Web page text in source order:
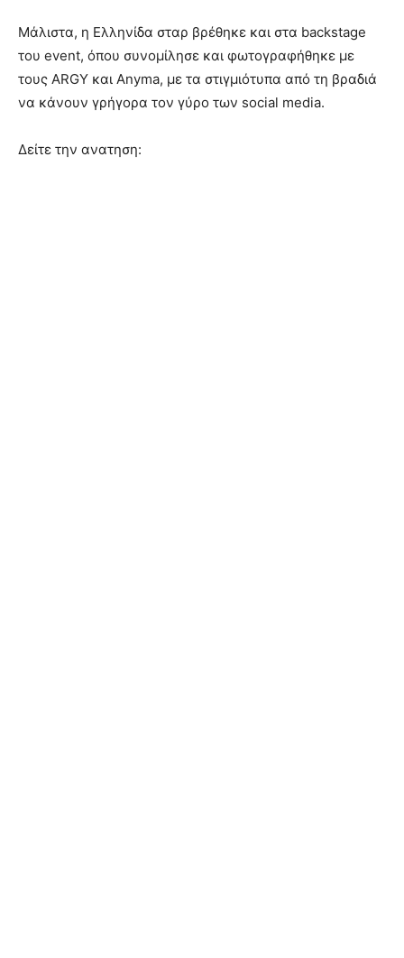
Μάλιστα, η Ελληνίδα σταρ βρέθηκε και στα backstage
του event, όπου συνομίλησε και φωτογραφήθηκε με
τους ARGY και Anyma, με τα στιγμιότυπα από τη βραδιά
να κάνουν γρήγορα τον γύρο των social media.
Δείτε την ανατηση: